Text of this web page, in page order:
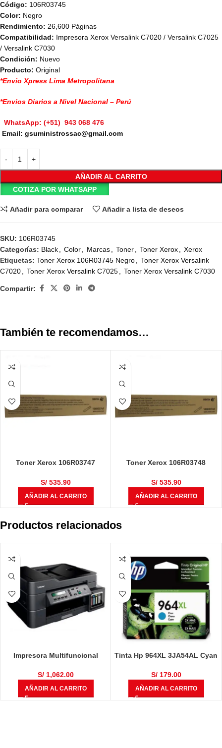
Código: 106R03745
Color: Negro
Rendimiento: 26,600 Páginas
Compatibilidad: Impresora Xerox Versalink C7020 / Versalink C7025
/ Versalink C7030
Condición: Nuevo
Producto: Original
*Envio Xpress Lima Metropolitana
*Envios Diarios a Nivel Nacional – Perú
WhatsApp: (+51) 943 068 476
Email: gsuministrossac@gmail.com
AÑADIR AL CARRITO
COTIZA POR WHATSAPP
Añadir para comparar Añadir a lista de deseos
SKU: 106R03745
Categorías: Black Color Marcas Toner Toner Xerox
Xerox
Etiquetas: Toner Xerox 106R03745 Negro
Toner Xerox Versalink
C7020
Toner Xerox Versalink C7025 Toner Xerox Versalink C7030
Compartir:
También te recomendamos…
Toner Xerox 106R03747
C7030 Magenta 16,500 Páginas
S/535.90
AÑADIR AL CARRITO
Toner Xerox 106R03748
C7030 Cyan 16,500 Páginas
S/535.90
AÑADIR AL CARRITO
Productos relacionados
Impresora Multifuncional
S/1,062.00
AÑADIR AL CARRITO
Tinta Hp 964XL 3JA54AL Cyan
9016, 9018, 9020
S/179.00
AÑADIR AL CARRITO